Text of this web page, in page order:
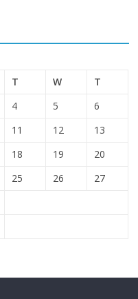
T W T
4 5
6
11 12
13
18 19
20
25 26
27